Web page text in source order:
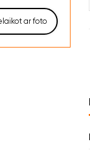
ar foto